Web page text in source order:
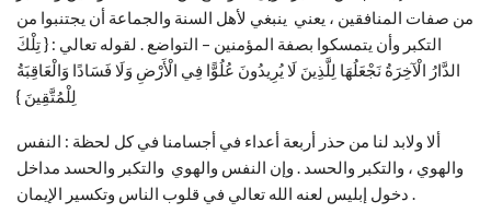
من صفات المنافقين ، يعني ينبغي لأهل السنة والجماعة أن يجتنبوا من
التكبر وأن يتمسكوا بصفة المؤمنين – التواضع . لقوله تعالي : { تِلْكَ
الدَّارُ الْآخِرَةُ نَجْعَلُهَا لِلَّذِينَ لَا يُرِيدُونَ عُلُوًّا فِي الْأَرْضِ وَلَا فَسَادًا وَالْعَاقِبَةُ
لِلْمُتَّقِينَ }
ألا ولابد لنا من حذر أربعة أعداء في أجسامنا في كل لحظة : النفس
والهوي ، والتكبر والحسد . وإن النفس والهوي والتكبر والحسد مداخل
دخول إبليس لعنه الله تعالي في قلوب الناس وتكسير الإيمان .